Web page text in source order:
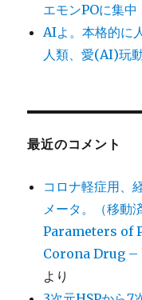
エモンPOに集中
AIよ。本格的に
人類、愛(AI)玩
最近のコメント
コロナ軽症用、
メータ。（移動
Parameters of
Corona Drug
より